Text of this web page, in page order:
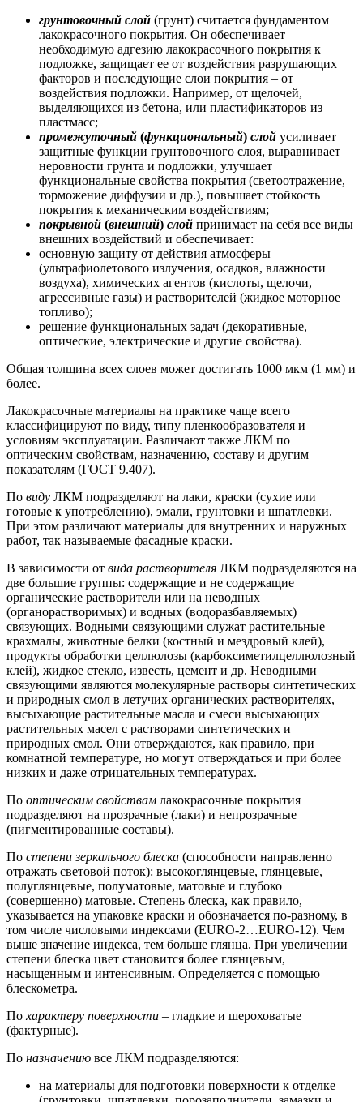
грунтовочный слой (грунт) считается фундаментом
лакокрасочного покрытия. Он обеспечивает
необходимую адгезию лакокрасочного покрытия к
подложке, защищает ее от воздействия разрушающих
факторов и последующие слои покрытия – от
воздействия подложки. Например, от щелочей,
выделяющихся из бетона, или пластификаторов из
пластмасс;
промежуточный (функциональный) слой усиливает
защитные функции грунтовочного слоя, выравнивает
неровности грунта и подложки, улучшает
функциональные свойства покрытия (светоотражение,
торможение диффузии и др.), повышает стойкость
покрытия к механическим воздействиям;
покрывной (внешний) слой принимает на себя все виды
внешних воздействий и обеспечивает:
основную защиту от действия атмосферы
(ультрафиолетового излучения, осадков, влажности
воздуха), химических агентов (кислоты, щелочи,
агрессивные газы) и растворителей (жидкое моторное
топливо);
решение функциональных задач (декоративные,
оптические, электрические и другие свойства).
Общая толщина всех слоев может достигать 1000 мкм (1 мм) и
более.
Лакокрасочные материалы на практике чаще всего
классифицируют по виду, типу пленкообразователя и
условиям эксплуатации. Различают также ЛКМ по
оптическим свойствам, назначению, составу и другим
показателям (ГОСТ 9.407).
По виду ЛКМ подразделяют на лаки, краски (сухие или
готовые к употреблению), эмали, грунтовки и шпатлевки.
При этом различают материалы для внутренних и наружных
работ, так называемые фасадные краски.
В зависимости от вида растворителя ЛКМ подразделяются на
две большие группы: содержащие и не содержащие
органические растворители или на неводных
(органорастворимых) и водных (водоразбавляемых)
связующих. Водными связующими служат растительные
крахмалы, животные белки (костный и мездровый клей),
продукты обработки целлюлозы (карбоксиметилцеллюлозный
клей), жидкое стекло, известь, цемент и др. Неводными
связующими являются молекулярные растворы синтетических
и природных смол в летучих органических растворителях,
высыхающие растительные масла и смеси высыхающих
растительных масел с растворами синтетических и
природных смол. Они отверждаются, как правило, при
комнатной температуре, но могут отверждаться и при более
низких и даже отрицательных температурах.
По оптическим свойствам лакокрасочные покрытия
подразделяют на прозрачные (лаки) и непрозрачные
(пигментированные составы).
По степени зеркального блеска (способности направленно
отражать световой поток): высокоглянцевые, глянцевые,
полуглянцевые, полуматовые, матовые и глубоко
(совершенно) матовые. Степень блеска, как правило,
указывается на упаковке краски и обозначается по-разному, в
том числе числовыми индексами (EURO-2…EURO-12). Чем
выше значение индекса, тем больше глянца. При увеличении
степени блеска цвет становится более глянцевым,
насыщенным и интенсивным. Определяется с помощью
блескометра.
По характеру поверхности – гладкие и шероховатые
(фактурные).
По назначению все ЛКМ подразделяются:
на материалы для подготовки поверхности к отделке